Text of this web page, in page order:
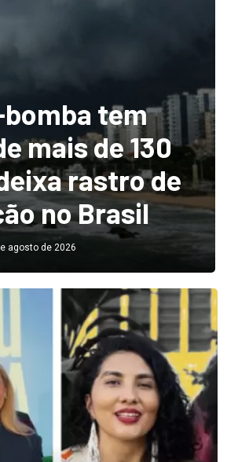
tem
mais de 130
rastro de
no Brasil
agosto de 2026